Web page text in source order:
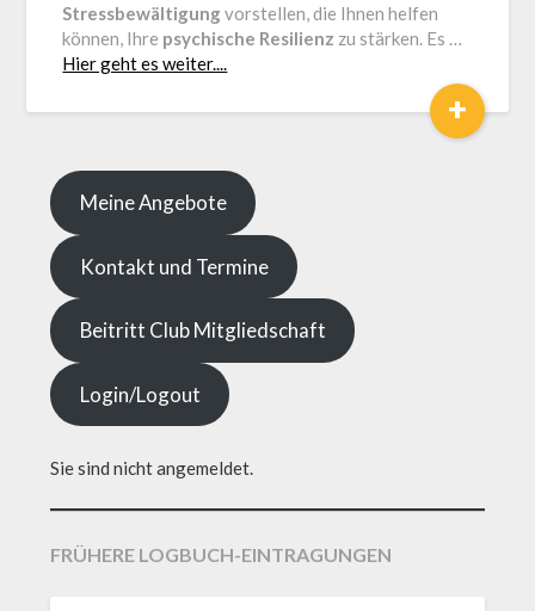
Stressbewältigung vorstellen, die Ihnen helfen
können, Ihre psychische Resilienz zu stärken. Es …
Hier geht es weiter....
+
Meine Angebote
Kontakt und Termine
Beitritt Club Mitgliedschaft
Login/Logout
Sie sind nicht angemeldet.
FRÜHERE LOGBUCH-EINTRAGUNGEN